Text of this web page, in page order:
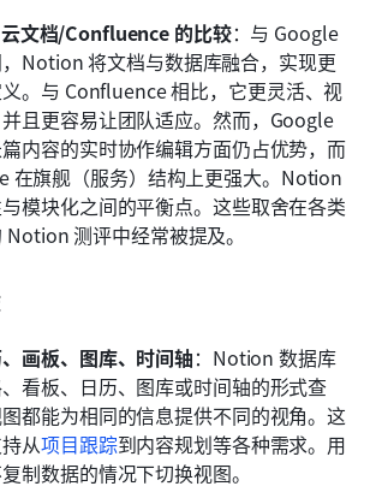
文档/Confluence 的比较：与 Google
Notion 将文档与数据库融合，实现更
。与 Confluence 相比，它更灵活、视
且更容易让团队适应。然而，Google
内容的实时协作编辑方面仍占优势，而
在旗舰（服务）结构上更强大。Notion
模块化之间的平衡点。这些取舍在各类
测评中经常被提及。
画板、图库、时间轴：Notion 数据库
看板、日历、图库或时间轴的形式查
都能为相同的信息提供不同的视角。这
从项目跟踪到内容规划等各种需求。用
制数据的情况下切换视图。